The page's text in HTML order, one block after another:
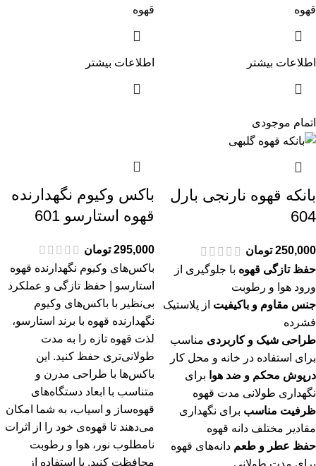
قهوه
اطلاعات بیشتر
قهوه
اطلاعات بیشتر
اتمام موجودی
بانکه قهوه نارنجی بارل
604
250,000 تومان
حفظ تازگی قهوه با جلوگیری از
ورود هوا و رطوبت
جنس مقاوم و باکیفیت از پلاستیک
فشرده
طراحی شیک و کاربردی مناسب
برای استفاده در خانه و محل کار
درپوش محکم و ضد هوا برای
نگهداری طولانی مدت قهوه
ظرفیت مناسب برای نگهداری
مقادیر مختلف دانه قهوه
حفظ عطر و طعم دانه‌های قهوه
برای مدت طولانی
باکس‌ وکیوم نگهدارنده
قهوه استارسو 601
295,000 تومان
باکس‌های وکیوم نگهدارنده قهوه
استارسو | حفظ تازگی و عملکرد
بی‌نظیر با باکس‌های وکیوم
نگهدارنده قهوه با برند استارسو،
لذت قهوه تازه را به مدت
طولانی‌تری حفظ کنید. این
باکس‌ها با طراحی مدرن و
متناسب با ابعاد دستگاه‌های
قهوه‌ساز و اسیاب، به شما امکان
می‌دهند تا قهوه‌ی خود را از اثرات
نامطلوب نور، هوا و رطوبت
محافظت کنید. با استفاده از